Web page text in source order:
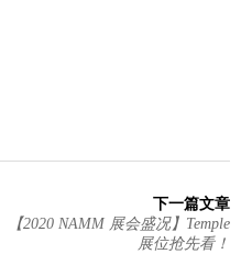
下一篇文章
【2020 NAMM 展会盛况】Temple
展位抢先看！